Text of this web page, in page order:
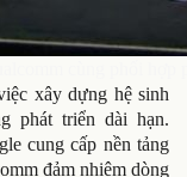
xây dựng hệ sinh
phát triển dài hạn.
cung cấp nền tảng
đảm nhiệm dòng